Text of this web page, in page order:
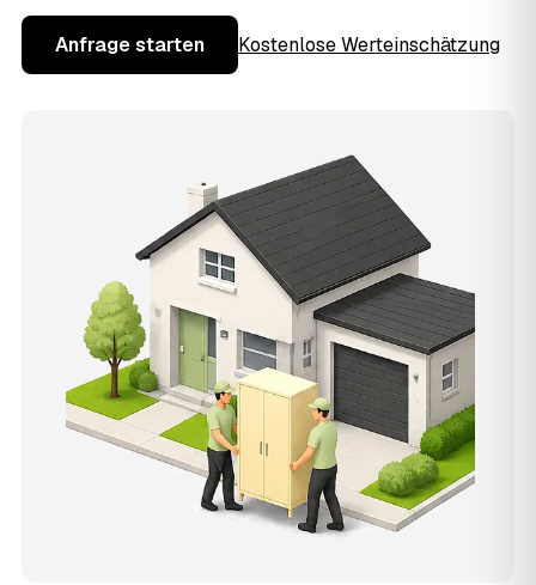
Anfrage starten Kostenlose Werteinschätzung